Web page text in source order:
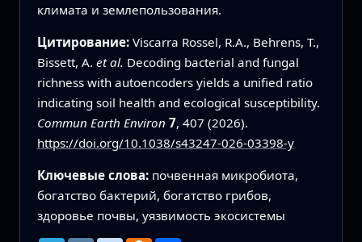
климата и землепользования.
Цитирование: Viscarra Rossel, R.A., Behrens, T.,
Bissett, A. et al. Decoding bacterial and fungal
richness with autoencoders yields a unified ratio
indicating soil health and ecological susceptibility.
Commun Earth Environ 7, 407 (2026).
https://doi.org/10.1038/s43247-026-03398-y
Ключевые слова: почвенная микробиота,
богатство бактерий, богатство грибов,
здоровье почвы, уязвимость экосистемы